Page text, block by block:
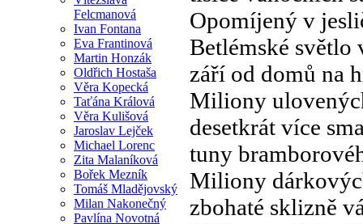
Felcmanová
Ivan Fontana
Eva Frantinová
Martin Honzák
Oldřich Hostaša
Věra Kopecká
Taťána Králová
Věra Kulišová
Jaroslav Lejček
Michael Lorenc
Zita Malaníková
Bořek Mezník
Tomáš Mladějovský
Milan Nakonečný
Pavlína Novotná
Opomíjený v
Betlémské světlo
září od domů na
Miliony
desetkrát více
tuny
Miliony
zbohaté sklizně